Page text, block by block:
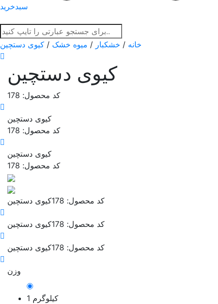
سبدخرید
خانه / خشکبار / میوه خشک / کیوی دستچین
کیوی دستچین
کد محصول: 178
کیوی دستچین
کد محصول: 178
کیوی دستچین
کد محصول: 178
کیوی دستچین کد محصول: 178
کیوی دستچین کد محصول: 178
کیوی دستچین کد محصول: 178
وزن
1 کیلوگرم